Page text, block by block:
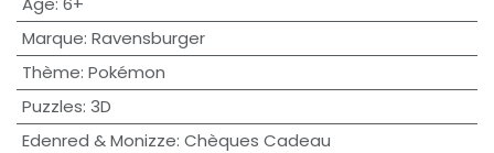
Marque: Ravensburger
Thème: Pokémon
Puzzles: 3D
Edenred & Monizze: Chèques Cadeau